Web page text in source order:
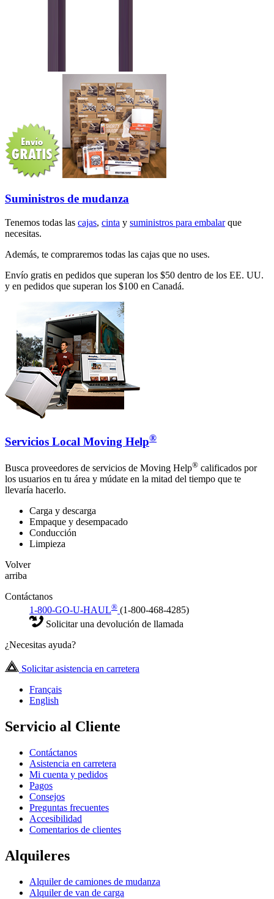
Suministros de mudanza
Tenemos todas las cajas, cinta y suministros para embalarque
necesitas.
Además, te compraremos todas las cajas que no uses.
Envío gratis en pedidos que superan los $50 dentro de los EE. UU.
y en pedidos que superan los $100 en Canadá.
Servicios Local Moving Help®
Busca proveedores de servicios de Moving Help® calificados por
los usuarios en tu área y múdate en la mitad del tiempo que te
llevaría hacerlo.
Carga y descarga
Empaque y desempacado
Conducción
Limpieza
Volver
arriba
Contáctanos
1-800-GO-U-HAUL® (1-800-468-4285)
Solicitar una devolución de llamada
¿Necesitas ayuda?
Solicitar asistencia en carretera
Français
English
Servicio al Cliente
Contáctanos
Asistencia en carretera
Mi cuenta y pedidos
Pagos
Consejos
Preguntas frecuentes
Accesibilidad
Comentarios de clientes
Alquileres
Alquiler de camiones de mudanza
Alquiler de van de carga